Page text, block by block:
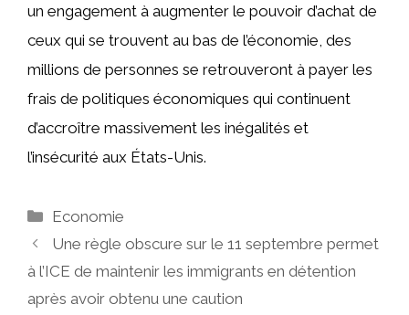
un engagement à augmenter le pouvoir d’achat de
ceux qui se trouvent au bas de l’économie, des
millions de personnes se retrouveront à payer les
frais de politiques économiques qui continuent
d’accroître massivement les inégalités et
l’insécurité aux États-Unis.
Catégories
Economie
Une règle obscure sur le 11 septembre permet
à l’ICE de maintenir les immigrants en détention
après avoir obtenu une caution